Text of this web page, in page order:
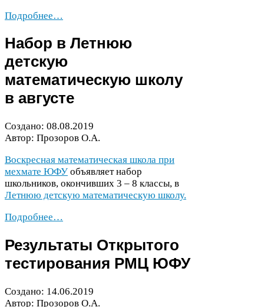
Подробнее…
Набор в Летнюю
детскую
математическую школу
в августе
Создано: 08.08.2019
Автор: Прозоров О.А.
Воскресная математическая школа при
мехмате ЮФУ объявляет набор
школьников, окончивших 3 – 8 классы, в
Летнюю детскую математическую школу.
Подробнее…
Результаты Открытого
тестирования РМЦ ЮФУ
Создано: 14.06.2019
Автор: Прозоров О.А.